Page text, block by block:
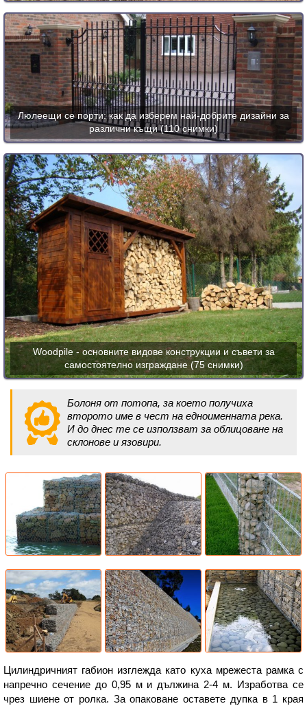
Люлеещи се порти: как да изберем най-добрите дизайни за
различни къщи (110 снимки)
Woodpile - основните видове конструкции и съвети за
самостоятелно изграждане (75 снимки)
Болоня от потопа, за което получиха
второто име в чест на едноименната река.
И до днес те се използват за облицоване на
склонове и язовири.
Цилиндричният габион изглежда като куха мрежеста рамка с
напречно сечение до 0,95 м и дължина 2-4 м. Изработва се
чрез шиене от ролка. За опаковане оставете дупка в 1 края